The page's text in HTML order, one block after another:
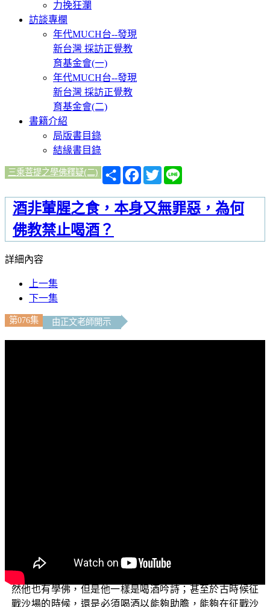
力挽狂瀾
訪談專欄
年代MUCH台--發現
新台灣 採訪正覺教
育基金會(一)
年代MUCH台--發現
新台灣 採訪正覺教
育基金會(二)
書籍介紹
局版書目錄
結緣書目錄
三乘菩提之學佛釋疑(二)
分
享
Facebook
Twitter
酒非葷腥之食，本身又無罪惡，為何
佛教禁止喝酒？
詳細內容
上一集
下一集
第076集 由正文老師開示
有，你們看人家以前濟公，不是都吃肉、喝酒！這個其實
都是一種錯誤的觀念，甚至於古時候的一些文人士子，雖
然他也有學佛，但是他一樣是喝酒吟詩；甚至於古時候征
戰沙場的時候，還是必須喝酒以能夠助膽，能夠在征戰沙